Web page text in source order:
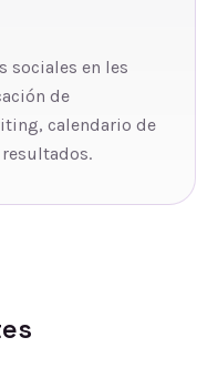
sociales en les
de
calendario de